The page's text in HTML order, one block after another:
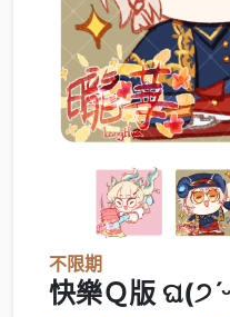
不限期
快樂Ｑ版